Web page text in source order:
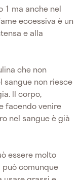
ma anche nel
eccessiva è un
e alla
che non
sangue non riesce
Il corpo,
facendo venire
nel sangue è già
essere molto
comunque